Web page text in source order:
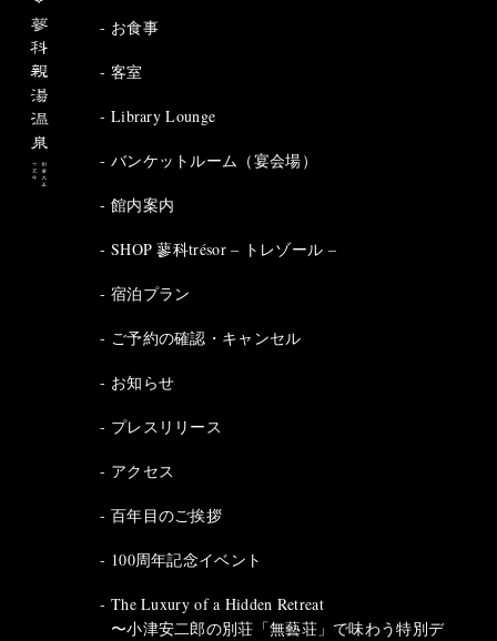
お食事
客室
Library Lounge
バンケットルーム（宴会場）
館内案内
SHOP 蓼科trésor – トレゾール –
宿泊プラン
ご予約の確認・キャンセル
お知らせ
プレスリリース
アクセス
百年目のご挨拶
100周年記念イベント
The Luxury of a Hidden Retreat
〜小津安二郎の別荘「無藝荘」で味わう特別デ